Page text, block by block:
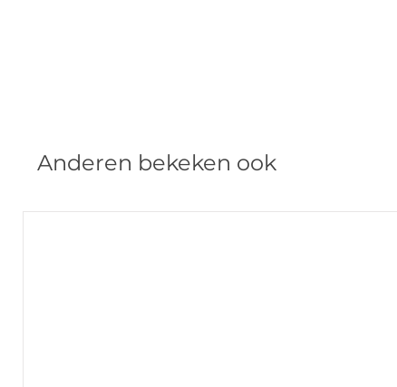
Anderen bekeken ook